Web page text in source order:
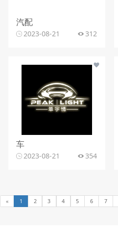
汽配
2023-08-21 312
车
2023-08-21 354
« 1 2 3 4 5 6 7